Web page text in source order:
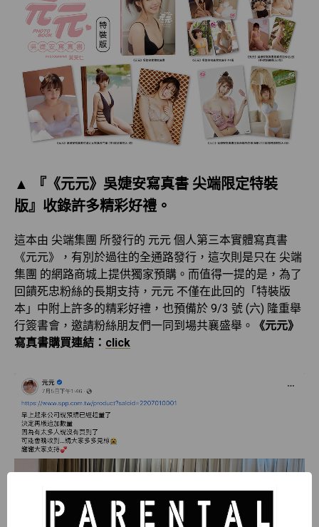
▲ 『《元元》吳婕安寫真書 尖端限定特裝
版』收錄許多精彩好禮。
這本由 尖端集團 所發行的 元元 個人第三本實體寫真書
《元元》，有別於過往的全通路發行，這次則是只在 尖端
集團 的網路商城上提供獨家預購。而值得一提的是，為了
回饋死忠粉絲的長期支持，元元 不僅在此回的「特裝版
本」中附上許多的精彩好禮，也預備於 9/3 號 (六) 隆重舉
行簽書會，邀請粉絲朋友們一同到場共襄盛舉。
《元元》
寫真書購買連結： click